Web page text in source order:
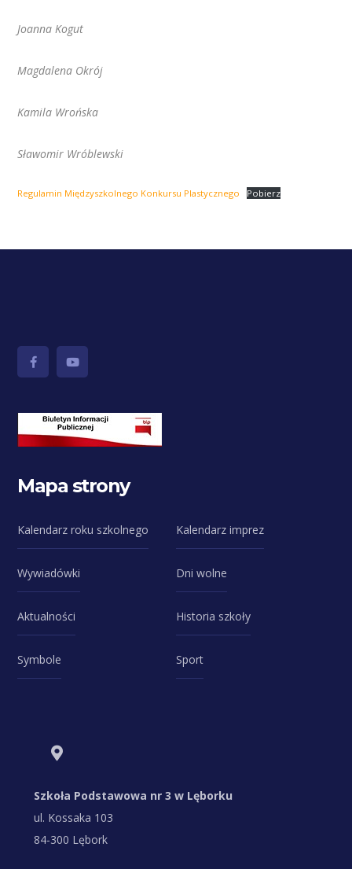
Joanna Kogut
Magdalena Okrój
Kamila Wrońska
Sławomir Wróblewski
Regulamin Międzyszkolnego Konkursu Plastycznego Pobierz
Mapa strony
Kalendarz roku szkolnego Kalendarz imprez
Wywiadówki Dni wolne
Aktualności Historia szkoły
Symbole Sport
Szkoła Podstawowa nr 3 w Lęborku
ul. Kossaka 103
84-300 Lębork